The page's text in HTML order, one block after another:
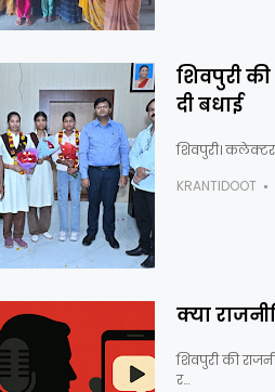
शिवपुरी
दी बधाई
शिवपुरी। कलेक्टर
KRANTIDOOT
क्या
शिवपुरी की
र…